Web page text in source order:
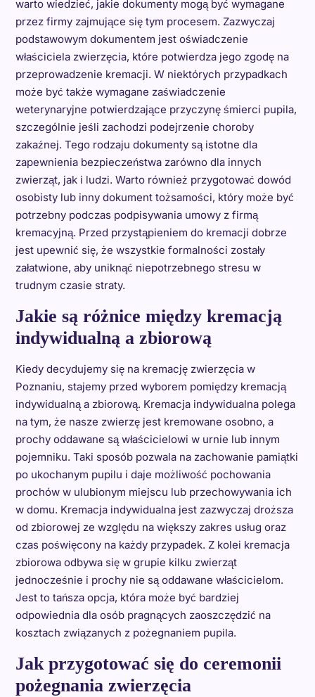
warto wiedzieć, jakie dokumenty mogą być wymagane
przez firmy zajmujące się tym procesem. Zazwyczaj
podstawowym dokumentem jest oświadczenie
właściciela zwierzęcia, które potwierdza jego zgodę na
przeprowadzenie kremacji. W niektórych przypadkach
może być także wymagane zaświadczenie
weterynaryjne potwierdzające przyczynę śmierci pupila,
szczególnie jeśli zachodzi podejrzenie choroby
zakaźnej. Tego rodzaju dokumenty są istotne dla
zapewnienia bezpieczeństwa zarówno dla innych
zwierząt, jak i ludzi. Warto również przygotować dowód
osobisty lub inny dokument tożsamości, który może być
potrzebny podczas podpisywania umowy z firmą
kremacyjną. Przed przystąpieniem do kremacji dobrze
jest upewnić się, że wszystkie formalności zostały
załatwione, aby uniknąć niepotrzebnego stresu w
trudnym czasie straty.
Jakie są różnice między kremacją
indywidualną a zbiorową
Kiedy decydujemy się na kremację zwierzęcia w
Poznaniu, stajemy przed wyborem pomiędzy kremacją
indywidualną a zbiorową. Kremacja indywidualna polega
na tym, że nasze zwierzę jest kremowane osobno, a
prochy oddawane są właścicielowi w urnie lub innym
pojemniku. Taki sposób pozwala na zachowanie pamiątki
po ukochanym pupilu i daje możliwość pochowania
prochów w ulubionym miejscu lub przechowywania ich
w domu. Kremacja indywidualna jest zazwyczaj droższa
od zbiorowej ze względu na większy zakres usług oraz
czas poświęcony na każdy przypadek. Z kolei kremacja
zbiorowa odbywa się w grupie kilku zwierząt
jednocześnie i prochy nie są oddawane właścicielom.
Jest to tańsza opcja, która może być bardziej
odpowiednia dla osób pragnących zaoszczędzić na
kosztach związanych z pożegnaniem pupila.
Jak przygotować się do ceremonii
pożegnania zwierzęcia